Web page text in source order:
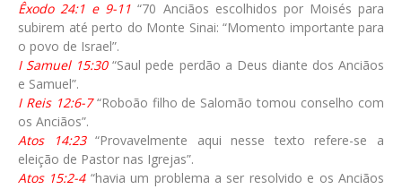
Êxodo 24:1 e 9-11 “70 Anciãos escolhidos por Moisés para
subirem até perto do Monte Sinai: “Momento importante para
o povo de Israel”.
I Samuel 15:30“Saul pede perdão a Deus diante dos Anciãos
e Samuel”.
I Reis 12:6-7“Roboão filho de Salomão tomou conselho com
os Anciãos”.
Atos 14:23“Provavelmente aqui nesse texto refere-se a
eleição de Pastor nas Igrejas”.
Atos 15:2-4“havia um problema a ser resolvido e os Anciãos